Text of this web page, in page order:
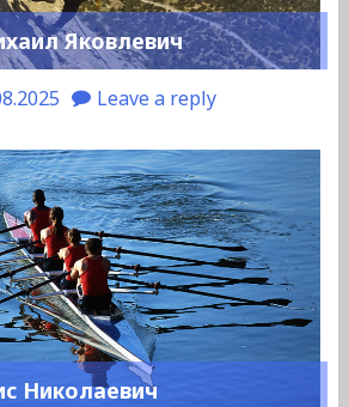
Яковлевич
Leave a reply
Николаевич